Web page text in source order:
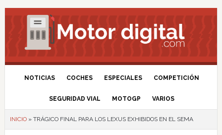
NOTICIAS COCHES ESPECIALES COMPETICIÓN
SEGURIDAD VIAL MOTOGP VARIOS
INICIO» TRÁGICO FINAL PARA LOS LEXUS EXHIBIDOS EN EL SEMA